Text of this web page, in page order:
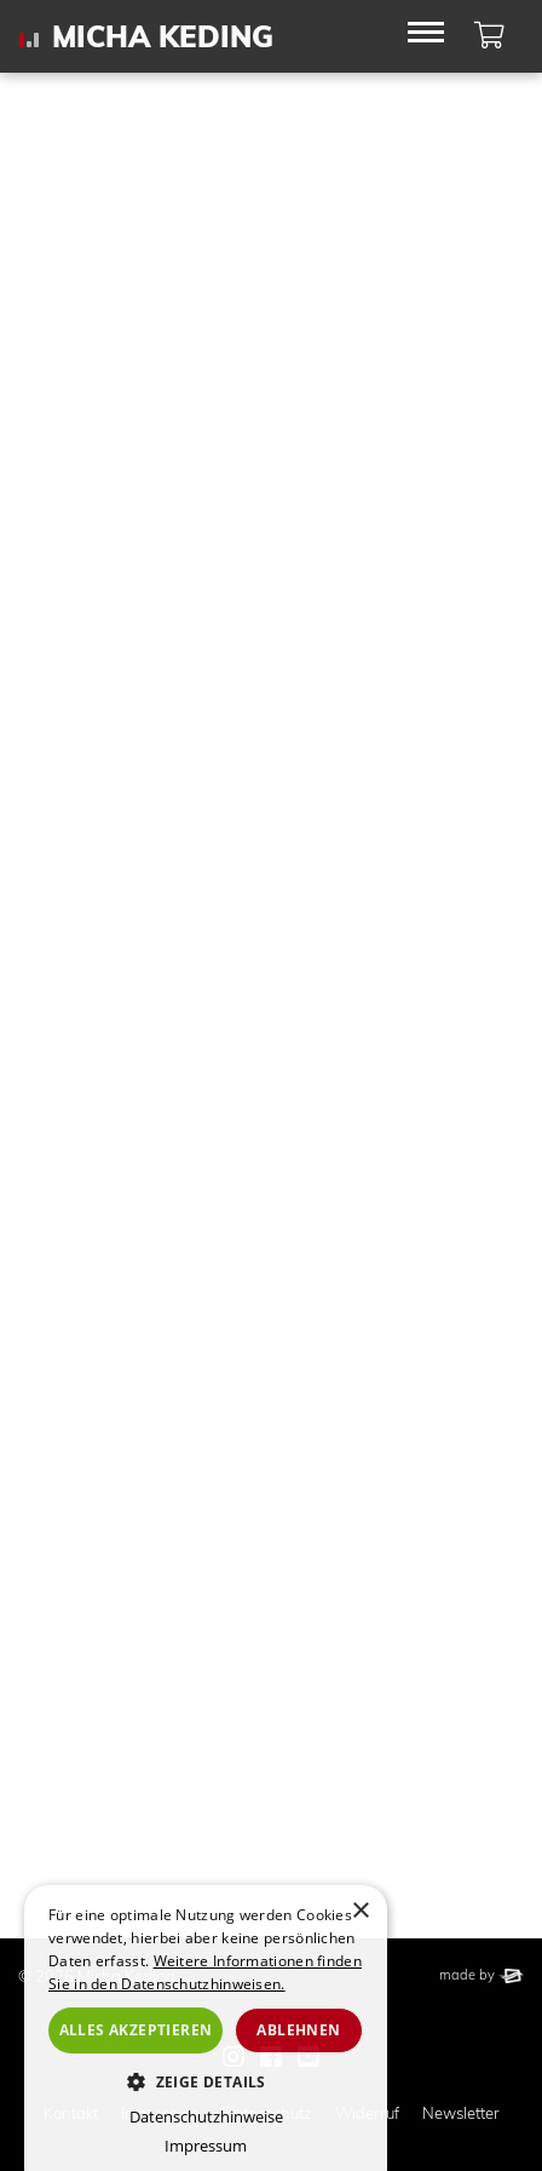
MICHA KEDING
© 2026 Micha Keding. This website
made by elbsite
Zur Instagram-Seite von
Zur Facebook-Seite von
Zur Youtube-Seite
Impressum Datenschutz Widerruf Newsletter
×
Für eine optimale Nutzung werden Cookies
verwendet, hierbei aber keine persönlichen
Daten erfasst. Weitere Informationen finden
Sie in den Datenschutzhinweisen.
ALLES AKZEPTIEREN ABLEHNEN
ZEIGE DETAILS
ESSENZIELL
Datenschutzhinweise
Impressum